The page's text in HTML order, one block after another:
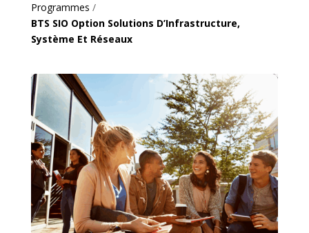
Programmes /
BTS SIO Option Solutions D’Infrastructure,
Système Et Réseaux